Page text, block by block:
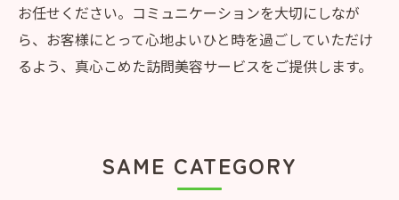
お任せください。コミュニケーションを大切にしなが
ら、お客様にとって心地よいひと時を過ごしていただけ
るよう、真心こめた訪問美容サービスをご提供します。
SAME CATEGORY